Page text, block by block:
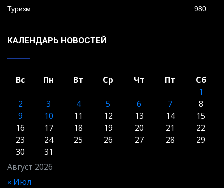
Туризм 980
КАЛЕНДАРЬ НОВОСТЕЙ
Август 2026
Вс Пн Вт Ср Чт Пт
Сб
1
2
3 4 5 6 7
8
9
10 11 12 13 14
15
16
17 18 19 20 21
22
23
24 25 26 27 28
29
30
31
« Июл